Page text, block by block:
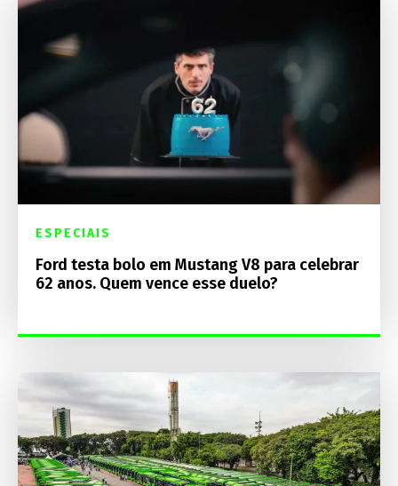
ESPECIAIS
Ford testa bolo em Mustang V8 para celebrar
62 anos. Quem vence esse duelo?